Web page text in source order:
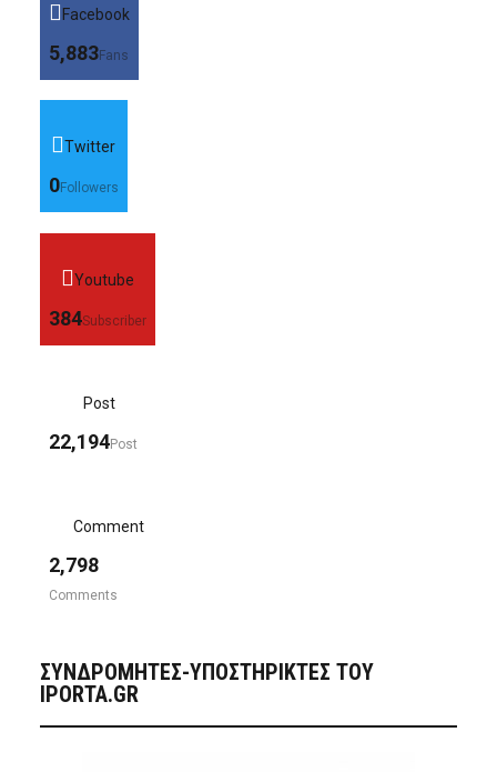
Facebook
5,883Fans
Twitter
0Followers
Youtube
384Subscriber
Post
22,194Post
Comment
2,798
Comments
ΣΥΝΔΡΟΜΗΤΈΣ-ΥΠΟΣΤΗΡΙΚΤΈΣ ΤΟΥ
IPORTA.GR